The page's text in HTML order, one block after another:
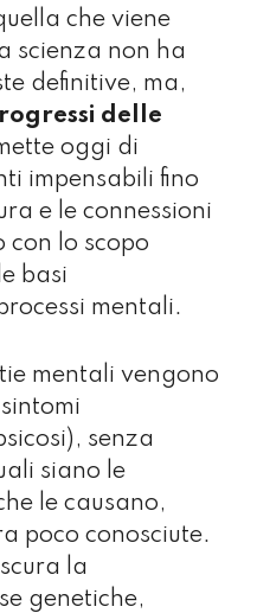
che viene
scienza non ha
definitive, ma,
delle
oggi di
impensabili fino
e le connessioni
con lo scopo
basi
mentali.
mentali vengono
senza
siano le
le causano,
poco conosciute.
la
genetiche,